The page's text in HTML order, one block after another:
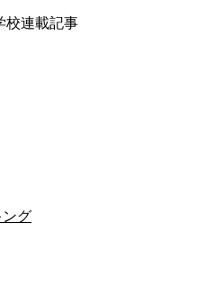
校連載記事
ング